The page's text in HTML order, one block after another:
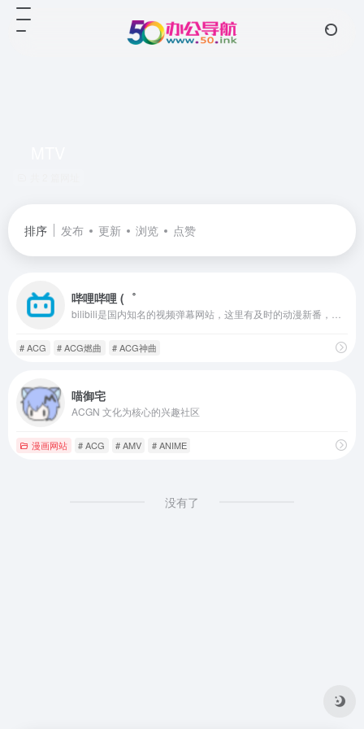
排序 发布 更新 浏览 点赞
哔哩哔哩 (゜
# ACG # ACG燃曲 # ACG神曲
喵御宅
ACGN 文化为核心的兴趣社区
漫画网站 # ACG # AMV # ANIME
没有了